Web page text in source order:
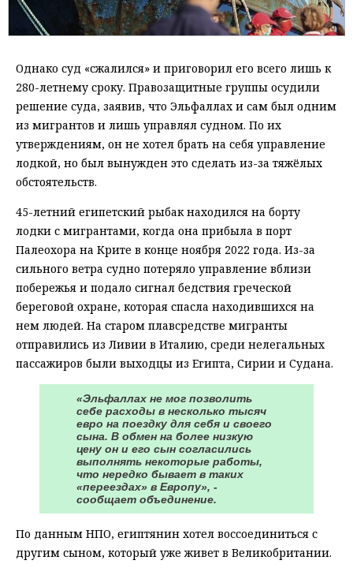
Однако суд «сжалился» и приговорил его всего лишь к
280-летнему сроку. Правозащитные группы осудили
решение суда, заявив, что Эльфаллах и сам был одним
из мигрантов и лишь управлял судном. По их
утверждениям, он не хотел брать на себя управление
лодкой, но был вынужден это сделать из-за тяжёлых
обстоятельств.
45-летний египетский рыбак находился на борту
лодки с мигрантами, когда она прибыла в порт
Палеохора на Крите в конце ноября 2022 года. Из-за
сильного ветра судно потеряло управление вблизи
побережья и подало сигнал бедствия греческой
береговой охране, которая спасла находившихся на
нем людей. На старом плавсредстве мигранты
отправились из Ливии в Италию, среди нелегальных
пассажиров были выходцы из Египта, Сирии и Судана.
«Эльфаллах не мог позволить
себе расходы в несколько тысяч
евро на поездку для себя и своего
сына. В обмен на более низкую
цену он и его сын согласились
выполнять некоторые работы,
что нередко бывает в таких
«переездах» в Европу», -
сообщает объединение.
По данным НПО, египтянин хотел воссоединиться с
другим сыном, который уже живет в Великобритании.